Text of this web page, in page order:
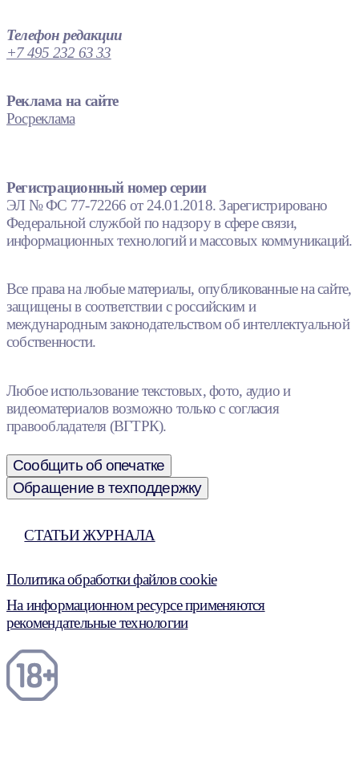
Телефон редакции
+7 495 232 63 33
Реклама на сайте
Росреклама
Регистрационный номер серии
ЭЛ № ФС 77-72266 от 24.01.2018. Зарегистрировано
Федеральной службой по надзору в сфере связи,
информационных технологий и массовых коммуникаций.
Все права на любые материалы, опубликованные на сайте,
защищены в соответствии с российским и
международным законодательством об интеллектуальной
собственности.
Любое использование текстовых, фото, аудио и
видеоматериалов возможно только с согласия
правообладателя (ВГТРК).
Сообщить об опечатке
Обращение в техподдержку
СТАТЬИ ЖУРНАЛА
Политика обработки файлов cookie
На информационном ресурсе применяются
рекомендательные технологии